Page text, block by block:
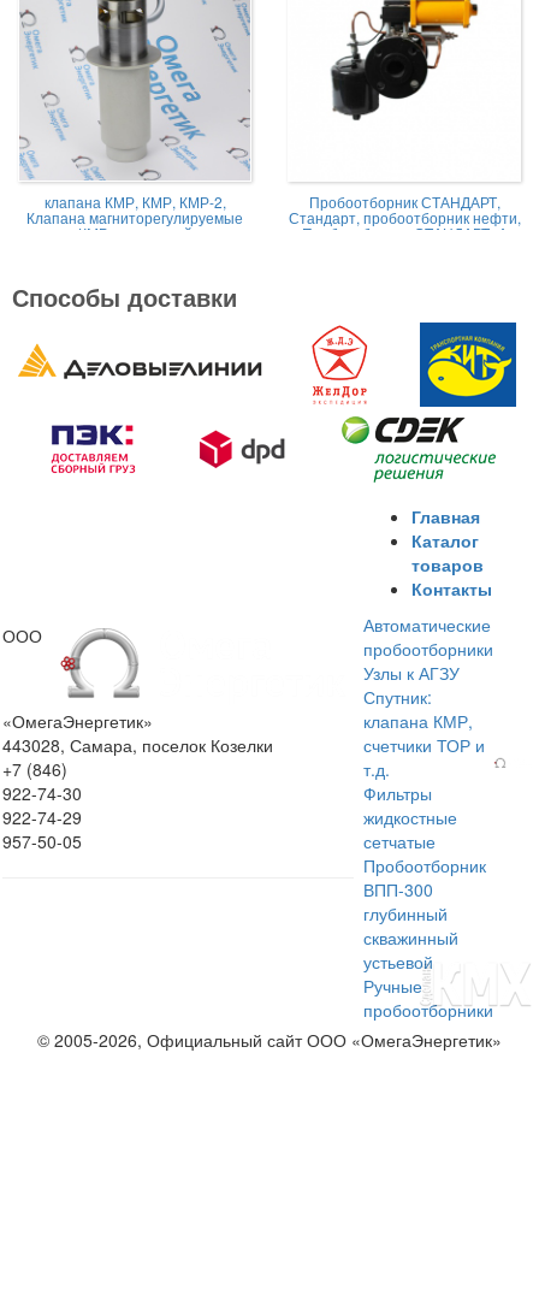
клапана КМР, КМР, КМР-2,
Клапана магниторегулируемые
КМР жидкостной
Пробоотборник СТАНДАРТ,
Стандарт, пробоотборник нефти,
Пробоотборник СТАНДАРТ -А
Способы доставки
ООО
«ОмегаЭнергетик»
443028, Самара, поселок Козелки
+7 (846)
922-74-30
922-74-29
957-50-05
Главная
Каталог
товаров
Контакты
Автоматические
пробоотборники
Узлы к АГЗУ
Спутник:
клапана КМР,
счетчики ТОР и
т.д.
Фильтры
жидкостные
сетчатые
Пробоотборник
ВПП-300
глубинный
скважинный
устьевой
Ручные
пробоотборники
© 2005-2026, Официальный сайт ООО «ОмегаЭнергетик»